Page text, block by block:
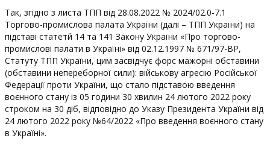
Так, згідно з листа ТПП від 28.08.2022 № 2024/02.0-7.1
Торгово-промислова палата України (далі – ТПП України) на
підставі статетй 14 та 141 Закону України «Про торгово-
промислові палати в Україні» вiд 02.12.1997 № 671/97-BP,
Статуту ТПП України, цим засвідчує форс мажорні обставини
(обставини непереборної сили): військову агресію Російської
Федерації проти України, що стало підставою введення
воєнного стану із 05 години 30 хвилин 24 лютого 2022 року
строком на 30 діб, відповідно до Указу Президента України від
24 лютого 2022 року №64/2022 «Про введення воєнного стану
в Україні».